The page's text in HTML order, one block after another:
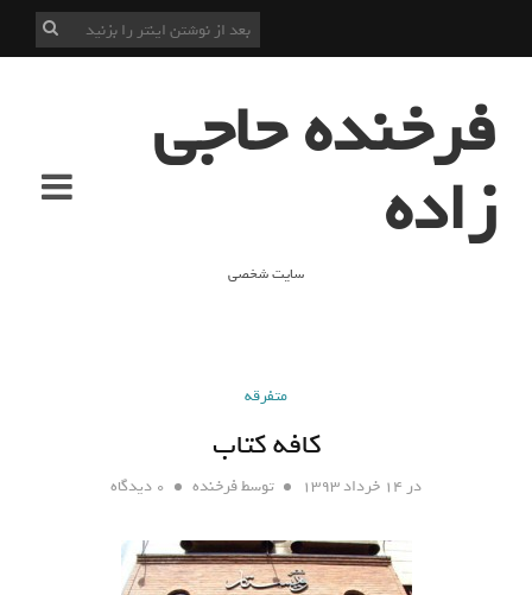
فرخنده حاجی
زاده
سایت شخصی
متفرقه
کافه کتاب
در توسطفرخنده ۰ دیدگاه